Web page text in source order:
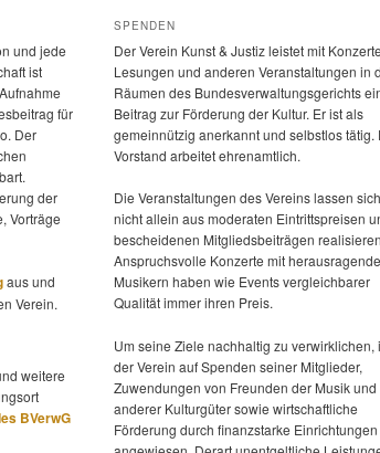
und jede
ist
für
Der
der
Vorträge
aus und
Verein.
weitere
BVerwG
SPENDEN
Der Verein Kunst & Justiz leistet mit
Lesungen und anderen Veranstaltungen in
Räumen des Bundesverwaltungsgerichts
Beitrag zur Förderung der Kultur. Er ist als
gemeinnützig anerkannt und selbstlos tätig.
Vorstand arbeitet ehrenamtlich.
Die Veranstaltungen des Vereins lassen sich
nicht allein aus moderaten Eintrittspreisen
bescheidenen Mitgliedsbeiträgen
Anspruchsvolle Konzerte mit
Musikern haben wie Events vergleichbarer
Qualität immer ihren Preis.
Um seine Ziele nachhaltig zu verwirklichen,
der Verein auf Spenden seiner Mitglieder,
Zuwendungen von Freunden der Musik und
anderer Kulturgüter sowie wirtschaftliche
Förderung durch finanzstarke Einrichtungen